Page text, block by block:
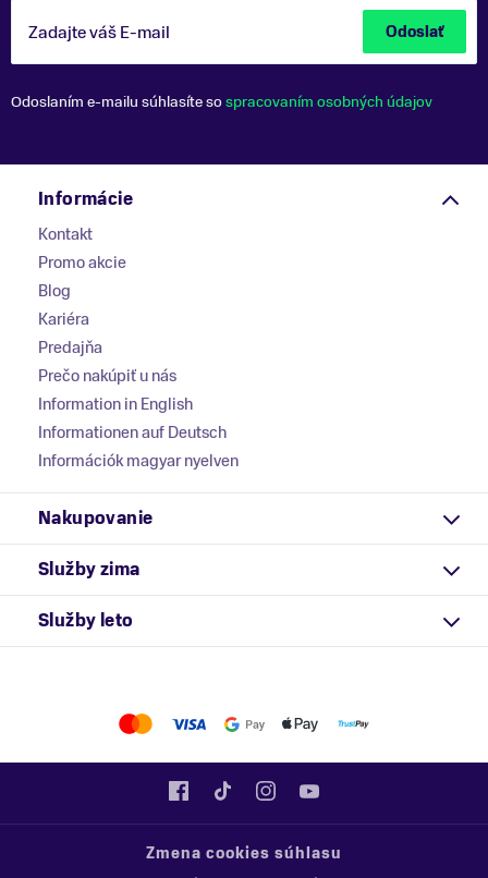
Zadajte váš E-mail Odoslať
Odoslaním e-mailu súhlasíte sospracovaním osobných údajov
Informácie
Kontakt
Promo akcie
Blog
Kariéra
Predajňa
Prečo nakúpiť u nás
Information in English
Informationen auf Deutsch
Információk magyar nyelven
Nakupovanie
Služby zima
Služby leto
Zmena cookies súhlasu